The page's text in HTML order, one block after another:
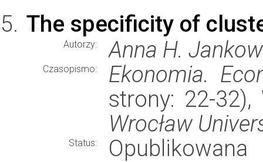
The specificity of
Autorzy: Anna H.
Czasopismo:
Ekonomia.
strony: 22-
Wrocław
Status:
Opublikowana